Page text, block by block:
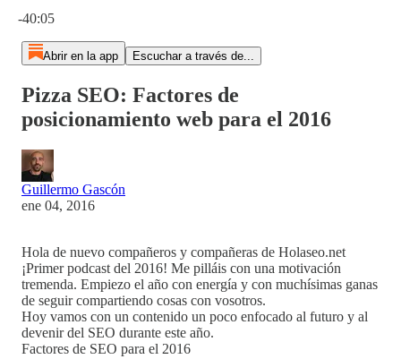
-40:05
Abrir en la app Escuchar a través de...
Pizza SEO: Factores de
posicionamiento web para el 2016
Guillermo Gascón
ene 04, 2016
Hola de nuevo compañeros y compañeras de Holaseo.net
¡Primer podcast del 2016! Me pilláis con una motivación
tremenda. Empiezo el año con energía y con muchísimas ganas
de seguir compartiendo cosas con vosotros.
Hoy vamos con un contenido un poco enfocado al futuro y al
devenir del SEO durante este año.
Factores de SEO para el 2016